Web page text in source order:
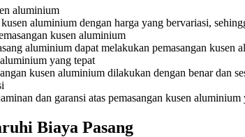
aluminium
aluminium dengan harga yang bervariasi,
kusen aluminium
aluminium dapat melakukan pemasangan kusen
yang tepat
kusen aluminium dilakukan dengan benar dan
dan garansi atas pemasangan kusen
Biaya Pasang